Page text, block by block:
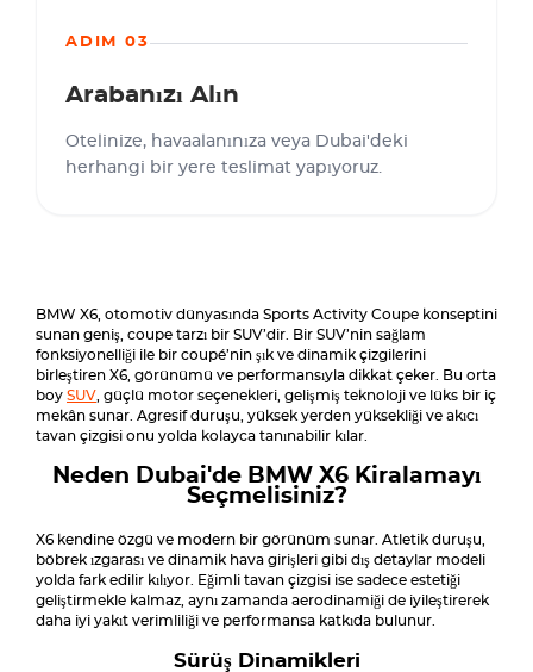
ADIM 03
Arabanızı Alın
Otelinize, havaalanınıza veya Dubai'deki
herhangi bir yere teslimat yapıyoruz.
BMW X6, otomotiv dünyasında Sports Activity Coupe konseptini
sunan geniş, coupe tarzı bir SUV’dir. Bir SUV’nin sağlam
fonksiyonelliği ile bir coupé’nin şık ve dinamik çizgilerini
birleştiren X6, görünümü ve performansıyla dikkat çeker. Bu orta
boy SUV , güçlü motor seçenekleri, gelişmiş teknoloji ve lüks bir iç
mekân sunar. Agresif duruşu, yüksek yerden yüksekliği ve akıcı
tavan çizgisi onu yolda kolayca tanınabilir kılar.
Neden Dubai'de BMW X6 Kiralamayı
Seçmelisiniz?
X6 kendine özgü ve modern bir görünüm sunar. Atletik duruşu,
böbrek ızgarası ve dinamik hava girişleri gibi dış detaylar modeli
yolda fark edilir kılıyor. Eğimli tavan çizgisi ise sadece estetiği
geliştirmekle kalmaz, aynı zamanda aerodinamiği de iyileştirerek
daha iyi yakıt verimliliği ve performansa katkıda bulunur.
Sürüş Dinamikleri